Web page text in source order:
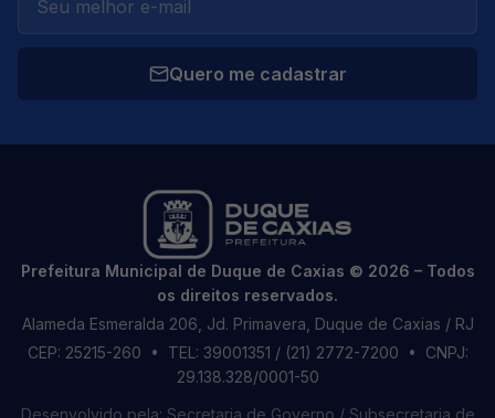
Quero me cadastrar
Prefeitura Municipal de Duque de Caxias © 2026 – Todos
os direitos reservados.
Alameda Esmeralda 206, Jd. Primavera, Duque de Caxias / RJ
CEP: 25215-260 • TEL: 39001351 / (21) 2772-7200 • CNPJ:
29.138.328/0001-50
Desenvolvido pela: Secretaria de Governo / Subsecretaria de